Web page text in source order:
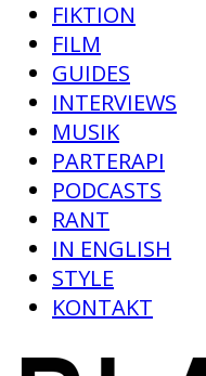
FIKTION
FILM
GUIDES
INTERVIEWS
MUSIK
PARTERAPI
PODCASTS
RANT
IN ENGLISH
STYLE
KONTAKT